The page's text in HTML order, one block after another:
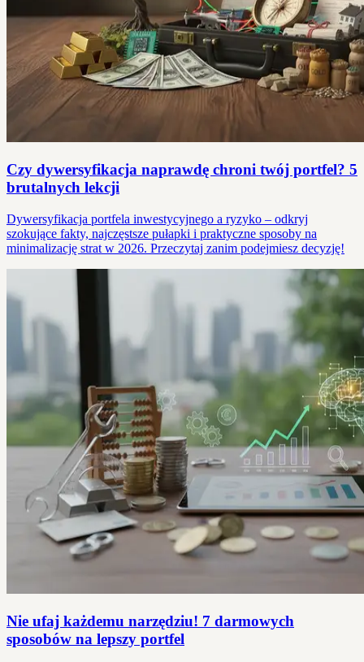
Czy dywersyfikacja naprawdę chroni twój portfel? 5
brutalnych lekcji
Dywersyfikacja portfela inwestycyjnego a ryzyko – odkryj
szokujące fakty, najczęstsze pułapki i praktyczne sposoby na
minimalizację strat w 2026. Przeczytaj zanim podejmiesz decyzję!
Nie ufaj każdemu narzędziu! 7 darmowych
sposobów na lepszy portfel